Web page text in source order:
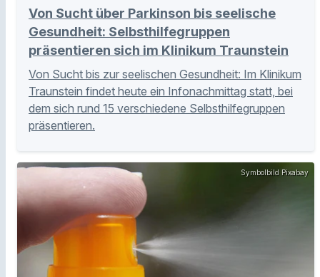
Von Sucht über Parkinson bis seelische
Gesundheit: Selbsthilfegruppen
präsentieren sich im Klinikum Traunstein
Von Sucht bis zur seelischen Gesundheit: Im Klinikum
Traunstein findet heute ein Infonachmittag statt, bei
dem sich rund 15 verschiedene Selbsthilfegruppen
präsentieren.
Symbolbild Pixabay